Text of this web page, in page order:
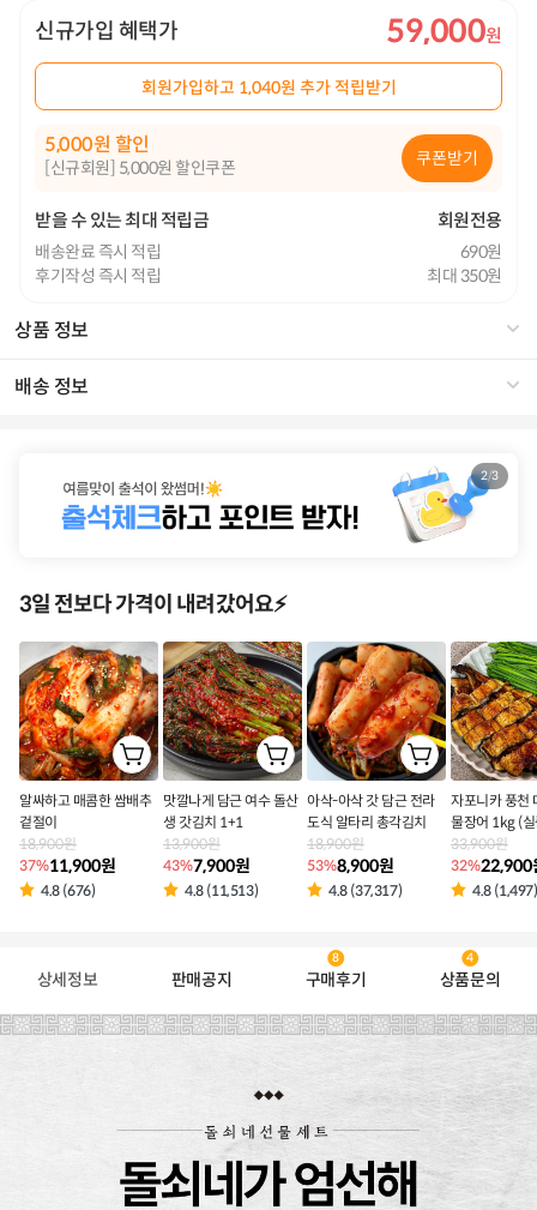
신규가입 혜택가 59,000
회원가입하고 1,040원 추가 적립받기
5,000 할인
[신규회원] 5,000원 할인쿠폰 쿠폰받기
받을 수 있는 최대 적립금 회원전용
배송완료 즉시 적립
690
후기작성 즉시 적립
최대 350
상품 정보
배송 정보
2/3
3일 전보다 가격이 내려갔어요⚡
알싸하고 매콤한 쌈배추
겉절이
18,900원
37%11,900원
4.8 (676)
맛깔나게 담근 여수 돌산
생 갓김치 1+1
13,900원
43%7,900원
4.8 (11,513)
아삭-아삭 갓 담근 전라
도식 알타리 총각김치
18,900원
53%8,900원
4.8 (37,317)
자포니카 풍천
물장어 1kg (
g 내외)
33,900원
32%22,900
4.8 (1,497)
상세정보 판매공지 구매후기
8
상품문의
4